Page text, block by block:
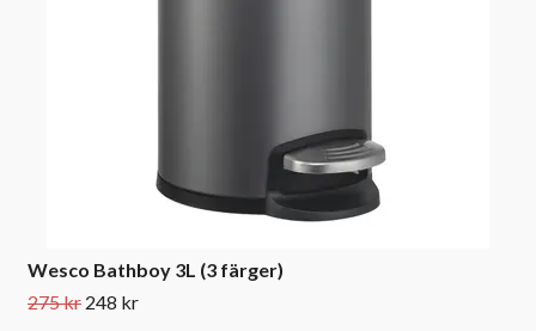
Wesco Bathboy 3L (3 färger)
275 kr 248 kr